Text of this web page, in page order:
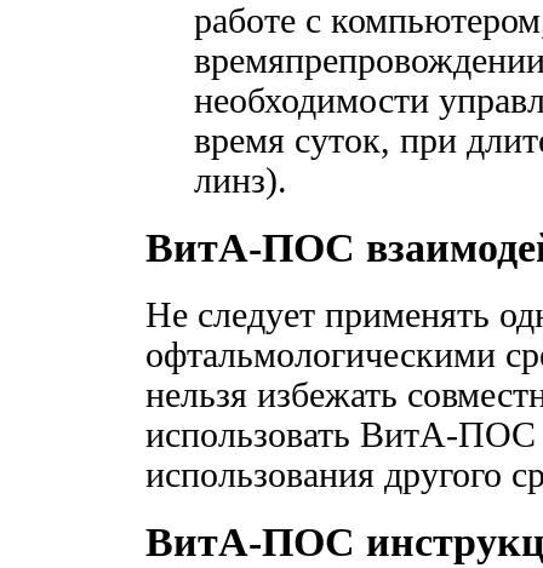
работе с
необходимости
время суток, при
линз).
ВитА-ПОС
Не следует применять
офтальмологическими
нельзя избежать
использовать ВитА-ПОС
использования другого
ВитА-ПОС